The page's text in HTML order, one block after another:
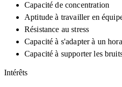
Capacité de concentration
Aptitude à travailler en
Résistance au stress
Capacité à s'adapter à un
Capacité à supporter les
Intérêts